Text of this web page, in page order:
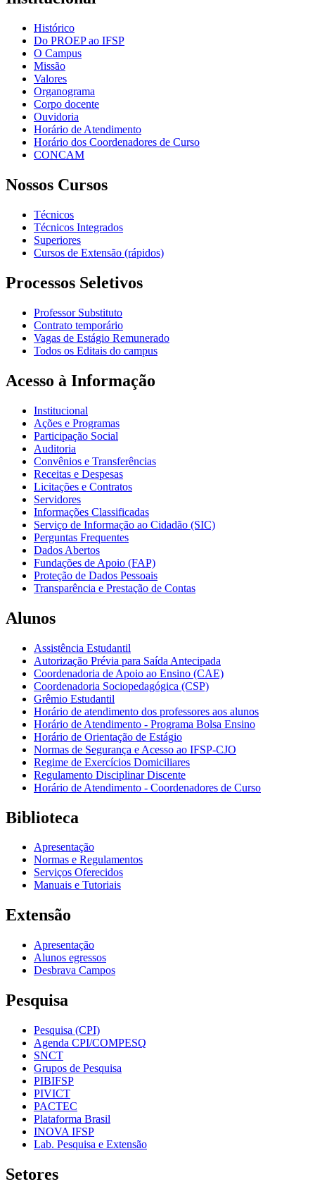
Histórico
Do PROEP ao IFSP
O Campus
Missão
Valores
Organograma
Corpo docente
Ouvidoria
Horário de Atendimento
Horário dos Coordenadores de Curso
CONCAM
Nossos Cursos
Técnicos
Técnicos Integrados
Superiores
Cursos de Extensão (rápidos)
Processos Seletivos
Professor Substituto
Contrato temporário
Vagas de Estágio Remunerado
Todos os Editais do campus
Acesso à Informação
Institucional
Ações e Programas
Participação Social
Auditoria
Convênios e Transferências
Receitas e Despesas
Licitações e Contratos
Servidores
Informações Classificadas
Serviço de Informação ao Cidadão (SIC)
Perguntas Frequentes
Dados Abertos
Fundações de Apoio (FAP)
Proteção de Dados Pessoais
Transparência e Prestação de Contas
Alunos
Assistência Estudantil
Autorização Prévia para Saída Antecipada
Coordenadoria de Apoio ao Ensino (CAE)
Coordenadoria Sociopedagógica (CSP)
Grêmio Estudantil
Horário de atendimento dos professores aos alunos
Horário de Atendimento - Programa Bolsa Ensino
Horário de Orientação de Estágio
Normas de Segurança e Acesso ao IFSP-CJO
Regime de Exercícios Domiciliares
Regulamento Disciplinar Discente
Horário de Atendimento - Coordenadores de Curso
Biblioteca
Apresentação
Normas e Regulamentos
Serviços Oferecidos
Manuais e Tutoriais
Extensão
Apresentação
Alunos egressos
Desbrava Campos
Pesquisa
Pesquisa (CPI)
Agenda CPI/COMPESQ
SNCT
Grupos de Pesquisa
PIBIFSP
PIVICT
PACTEC
Plataforma Brasil
INOVA IFSP
Lab. Pesquisa e Extensão
Setores